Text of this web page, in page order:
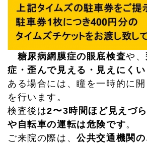
糖尿病網膜症の眼底検査や、
症・歪んで見える・見えにくい
ある場合には、瞳を一時的に開
を行います。
検査後は2〜3時間ほど見えづ
や自転車の運転は危険です。
ご来院の際は、公共交通機関